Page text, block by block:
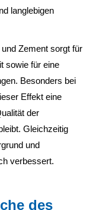
langlebigen
Zement sorgt für
sowie für eine
Besonders bei
Effekt eine
der
Gleichzeitig
und
verbessert.
des